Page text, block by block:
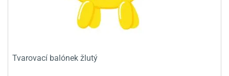
Tvarovací balónek žlutý